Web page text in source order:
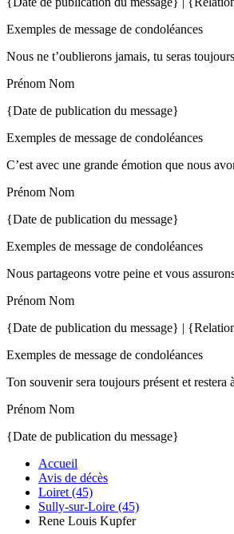
Exemples de message de condoléances
Nous ne t’oublierons jamais, tu seras
Prénom Nom
{Date de publication du message}
Exemples de message de condoléances
C’est avec une grande émotion que nous
Prénom Nom
{Date de publication du message}
Exemples de message de condoléances
Nous partageons votre peine et vous
Prénom Nom
{Date de publication du message} |
Exemples de message de condoléances
Ton souvenir sera toujours présent et restera
Prénom Nom
{Date de publication du message}
Accueil
Avis de décès
Loiret (45)
Sully-sur-Loire (45)
Rene Louis Kupfer